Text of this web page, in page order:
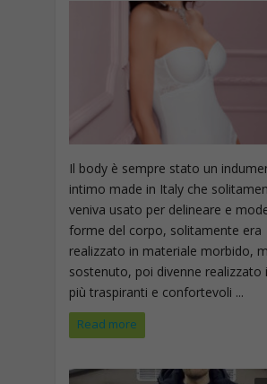
Il body è sempre stato un
intimo made in Italy che
veniva usato per delineare e
forme del corpo, solitamente era
realizzato in materiale morbido,
sostenuto, poi divenne realizzato
più traspiranti e confortevoli ...
Read more